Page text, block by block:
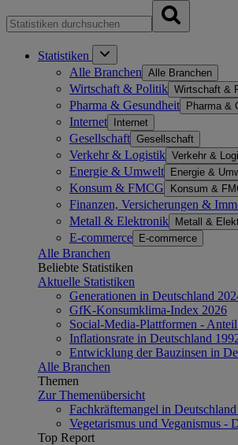
Statistiken
Alle Branchen Alle Branchen
Wirtschaft & Politik Wirtschaft &
Pharma & Gesundheit Pharma &
Internet Internet
Gesellschaft Gesellschaft
Verkehr & Logistik Verkehr &
Energie & Umwelt Energie &
Konsum & FMCG Konsum &
Finanzen, Versicherungen &
Metall & Elektronik Metall &
E-commerce E-commerce
Alle Branchen
Beliebte Statistiken
Aktuelle Statistiken
Generationen in Deutschland
GfK-Konsumklima-Index 2026
Social-Media-Plattformen -
Inflationsrate in Deutschland
Entwicklung der Bauzinsen in
Alle Branchen
Themen
Zur Themenübersicht
Fachkräftemangel in
Vegetarismus und Veganismus -
Top Report